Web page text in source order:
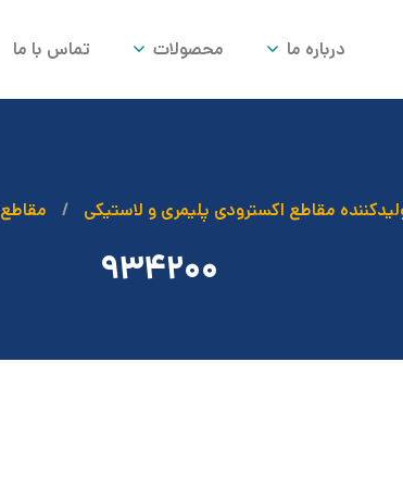
درباره ما محصولات تماس با ما
مقاطع اکسترودی پلیمری و لاستیکی مقاطع
۹۳۴۲۰۰